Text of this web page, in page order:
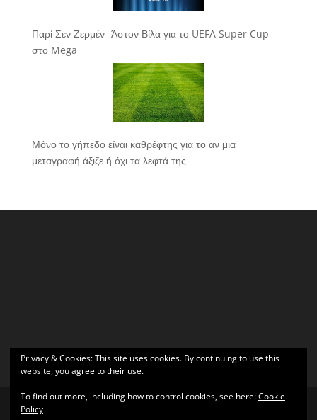
Παρί Σεν Ζερμέν -Άστον Βίλα για το UEFA Super Cup
στο Mega
Μόνο το γήπεδο είναι καθρέφτης για το αν μια
μεταγραφή άξιζε ή όχι τα λεφτά της
Privacy & Cookies: This site uses cookies. By continuing to use this
website, you agree to their use.
To find out more, including how to control cookies, see here:Cookie
Policy